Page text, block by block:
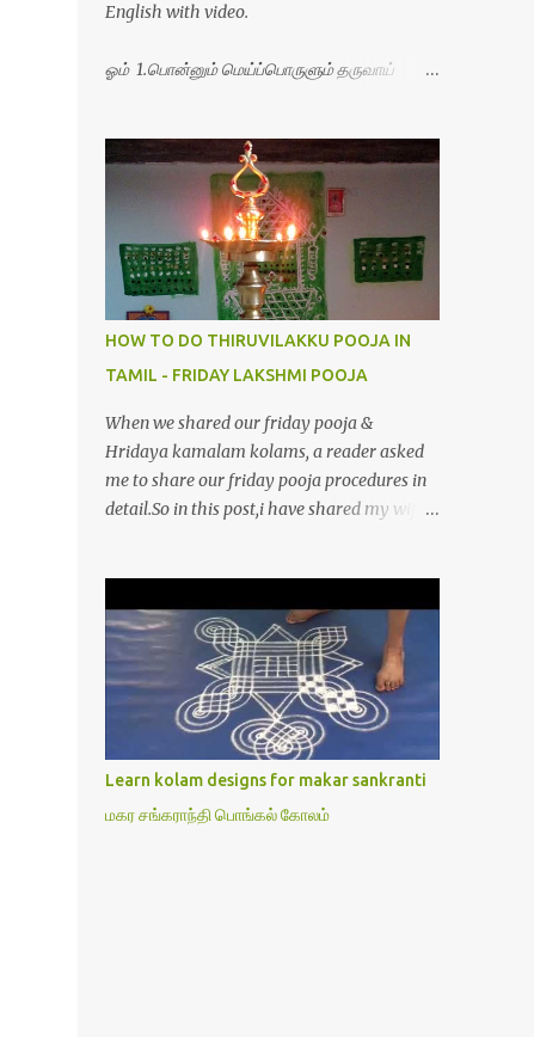
English with video.
ஓம் 1.பொன்னும் மெய்ப்பொருளும் தருவாய்
4.மூவுலகும் நிறைந்திருந்தாய் போற்றி 5.வரம்பில்
இன்பமாய் வளர்ந்திருந்தாய் போற்றி
6.இயற்கையாய் அறிவொளி ஆனாய் போற்றி
7.ஈரேழுலகம் ஈன்றாய் போற்றி 8.பிறர்வயமாகா
பெரியோய் போற்றி 9.பேரின்பப் பெருக்காய்
பொலிந்தாய் போற்றி 10.பேரருட்கடலாம் பேரரு...
HOW TO DO THIRUVILAKKU POOJA IN
TAMIL - FRIDAY LAKSHMI POOJA
When we shared our friday pooja &
Hridaya kamalam kolams, a reader asked
me to share our friday pooja procedures in
detail.So in this post,i have shared my wife’s
procedure for more than 40 years in our
house each Friday.Now my daughter-in-law
is also performing the same.In this post,i
have written how to make Lakshmi poojai
with Thiruvilakku poojai
kolam,Hridayakamalam kolam and
thiruvilakku pooja stotram/slokas along
with 108 potri in tamil. i.e Archanai slokam
Learn kolam designs for makar sankranti
மகர சங்கராந்தி பொங்கல் கோலம்